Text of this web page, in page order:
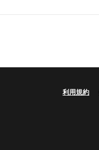
利用規約